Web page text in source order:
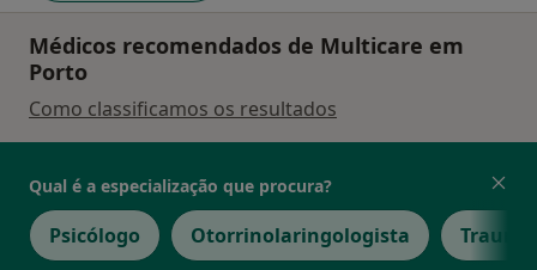
Médicos recomendados de Multicare em
Porto
Como classificamos os resultados
Qual é a especialização que procura?
Psicólogo Otorrinolaringologista